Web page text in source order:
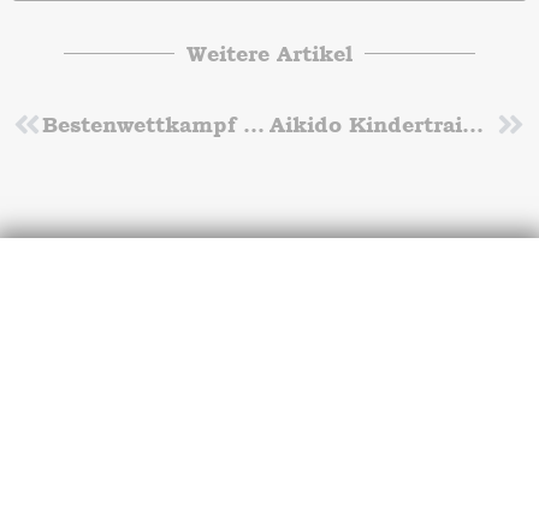
Weitere Artikel
Zurück Bestenwettkampf 2019 der Turner Aikido Kindertraining